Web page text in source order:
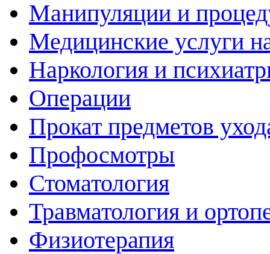
Манипуляции и
Медицинские услуги
Наркология и
Операции
Прокат предметов
Профосмотры
Стоматология
Травматология и
Физиотерапия